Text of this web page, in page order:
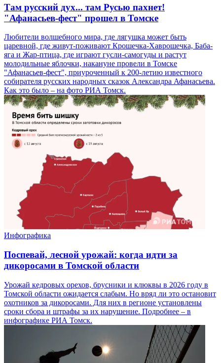
Там русский дух... там Русью пахнет!
"Афанасьев-фест" прошел в Томске
Любители волшебного мира, где лягушка может быть
царевной, где живут-поживают Крошечка-Хаврошечка, Баба-
яга и Жар-птица, где играют гусли-самогуды и растут
молодильные яблочки, накануне провели в Томске
"Афанасьев-фест", приуроченный к 200-летию известного
собирателя русских народных сказок Александра Афанасьева.
Как это было – на фото РИА Томск.
Инфографика
Поспевай, лесной урожай: когда идти за
дикоросами в Томской области
Урожай кедровых орехов, брусники и клюквы в 2026 году в
Томской области ожидается слабым. Но вряд ли это остановит
охотников за дикоросами. Для них в регионе установлены
сроки сбора и штрафы за их нарушение. Подробнее – в
инфографике РИА Томск.